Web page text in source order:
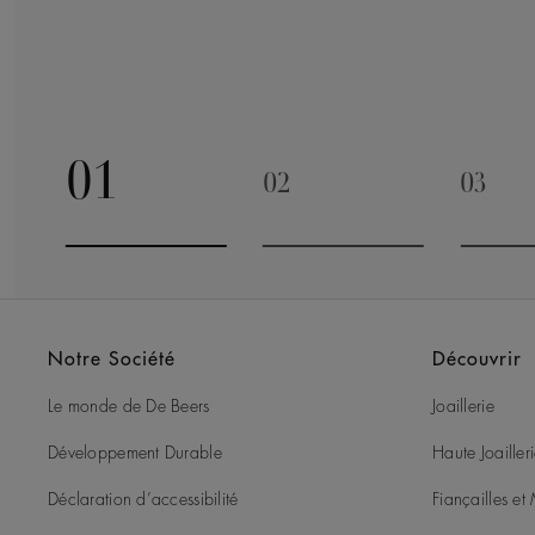
01
Go to slide 1
02 03
Notre Société
Le monde de De Beers
Développement Durable
Déclaration d’accessibilité
Découvrir
Joaillerie
Haute
Fiançailles et